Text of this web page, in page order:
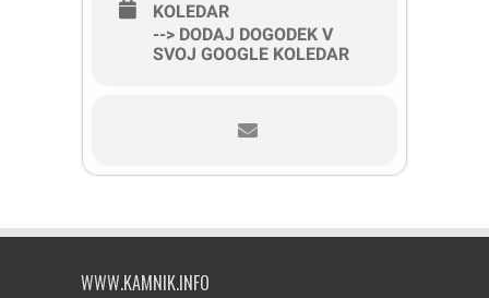
KOLEDAR
--> DODAJ DOGODEK V
SVOJ GOOGLE KOLEDAR
WWW.KAMNIK.INFO